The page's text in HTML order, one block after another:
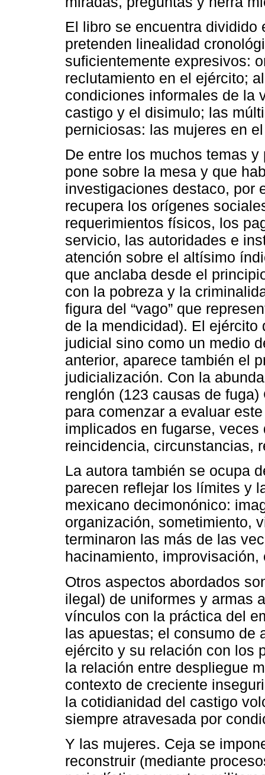
El libro se encuentra
pretenden linealidad
suficientemente expresivos:
reclutamiento en el ejército;
condiciones informales de la
castigo y el disimulo; las
perniciosas: las mujeres en
De entre los muchos temas
pone sobre la mesa y que
investigaciones destaco, por
recupera los orígenes
requerimientos físicos, los
servicio, las autoridades e
atención sobre el altísimo
que anclaba desde el
con la pobreza y la
figura del “vago” que
de la mendicidad). El
judicial sino como un medio
anterior, aparece también el
judicialización. Con la
renglón (123 causas de
para comenzar a evaluar
implicados en fugarse,
reincidencia, circunstancias,
La autora también se ocupa
parecen reflejar los límites y
mexicano decimonónico:
organización, sometimiento,
terminaron las más de las
hacinamiento,
Otros aspectos abordados
ilegal) de uniformes y armas
vínculos con la práctica del
las apuestas; el consumo de
ejército y su relación con los
la relación entre despliegue
contexto de creciente
la cotidianidad del castigo
siempre atravesada por
Y las mujeres. Ceja se
reconstruir (mediante